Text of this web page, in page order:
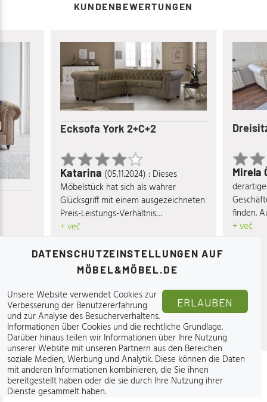
DATENSCHUTZEINSTELLUNGEN AUF
MÖBEL&MÖBEL.DE
ERLAUBEN
Unsere Website verwendet Cookies zur
Verbesserung der Benutzererfahrung
und zur Analyse des Besucherverhaltens.
Informationen über Cookies und die rechtliche Grundlage.
Darüber hinaus teilen wir Informationen über Ihre Nutzung
unserer Website mit unseren Partnern aus den Bereichen
soziale Medien, Werbung und Analytik. Diese können die Daten
mit anderen Informationen kombinieren, die Sie ihnen
bereitgestellt haben oder die sie durch Ihre Nutzung ihrer
Dienste gesammelt haben.
KUNDENBEWERTUNGEN
Ecksofa York 2+C+2
Katarina (05.11.2024) : Dieses
Möbelstück hat sich als wahrer
Glücksgriff mit einem ausgezeichneten
Preis-Leistungs-Verhältnis
herausgestellt. Das Sofa überzeugt
Robustheit und Stabilität, was mir das
Gefühl gibt, dass es langlebig ist. Ein
war kein Problem: Der Stoff, vermutlich
Salvador Velours, ließ sich mühelos mit
einem feuchten Tuch reinigen, ohne
Flecken zu hinterlassen. Der
Sitzkomfort ist hervorragend, sowohl
beim Sitzen als auch beim Liegen,
wobei die etwas festeren Polster mir
besonders zusagen.
+ več
Mirela
finden.
mich für
+ več